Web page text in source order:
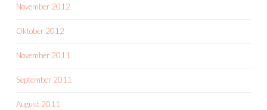
November 2012
Oktober 2012
November 2011
September 2011
August 2011